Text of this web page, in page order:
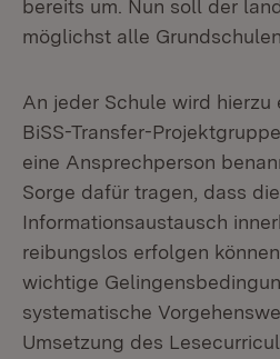
bereits um. Nun soll der
möglichst alle
An jeder Schule wird hierzu
BiSS-Transfer-
eine Ansprechperson
Sorge dafür tragen, dass
Informationsaustausch
reibungslos erfolgen
wichtige
systematische
Umsetzung des